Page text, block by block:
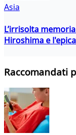
Asia
L’irrisolta
Hiroshima e
Raccomandati